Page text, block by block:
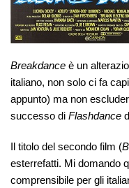
Breakdance è un
italiano, non solo ci fa
appunto) ma non
successo di Flashdance
Il titolo del secondo film (
esterrefatti. Mi domando
comprensibile per gli